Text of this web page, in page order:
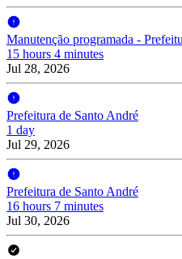
Manutenção programada -
15 hours 4 minutes
Jul 28, 2026
Prefeitura de Santo André
1 day
Jul 29, 2026
Prefeitura de Santo André
16 hours 7 minutes
Jul 30, 2026